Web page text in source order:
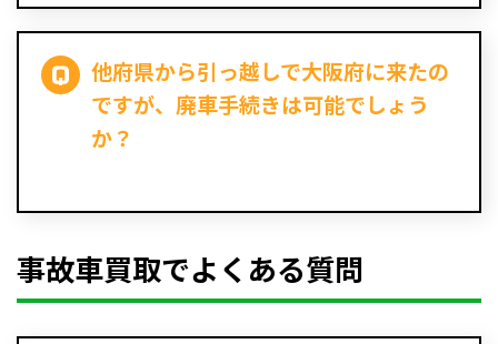
他府県から引っ越しで大阪府に来たの
ですが、廃車手続きは可能でしょう
か？
事故車買取でよくある質問